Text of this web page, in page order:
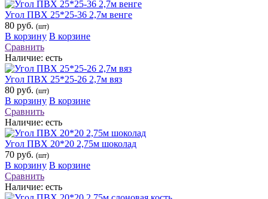
Угол ПВХ 25*25-36 2,7м венге
80 руб. (шт)
В корзину В корзине
Сравнить
Наличие: есть
Угол ПВХ 25*25-26 2,7м вяз
80 руб. (шт)
В корзину В корзине
Сравнить
Наличие: есть
Угол ПВХ 20*20 2,75м шоколад
70 руб. (шт)
В корзину В корзине
Сравнить
Наличие: есть